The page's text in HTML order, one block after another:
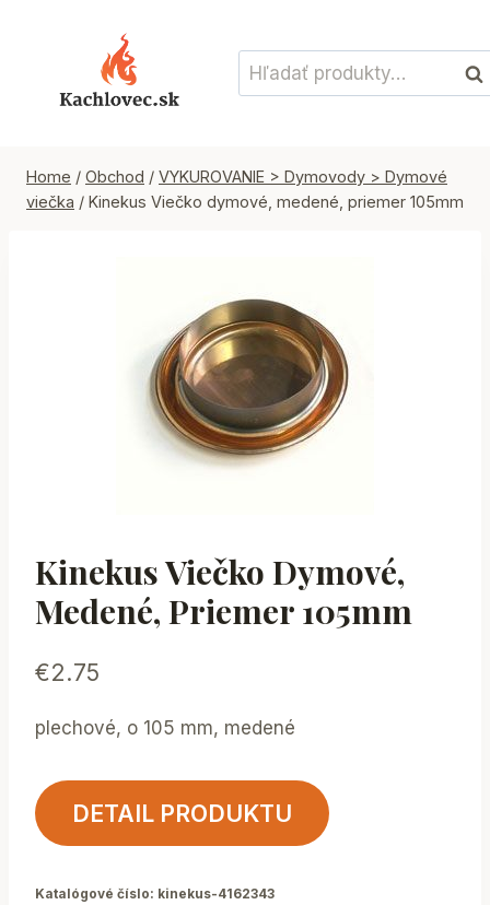
Hľadať:
Home / Obchod / VYKUROVANIE > Dymovody > Dymové
viečka / Kinekus Viečko dymové, medené, priemer 105mm
Kinekus Viečko Dymové,
Medené, Priemer 105mm
€2.75
plechové, o 105 mm, medené
DETAIL PRODUKTU
Katalógové číslo: kinekus-4162343